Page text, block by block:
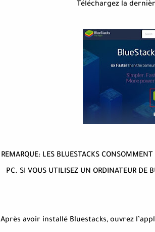
REMARQUE: LES BLUESTACKS
PC. SI VOUS UTILISEZ UN ORDINATEUR DE
3. Après avoir installé Bluestacks, ouvrez